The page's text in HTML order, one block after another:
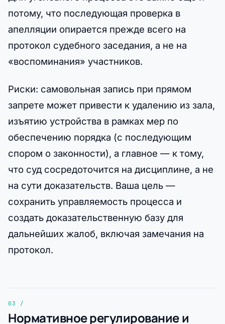
потому, что последующая проверка в
апелляции опирается прежде всего на
протокол судебного заседания, а не на
«воспоминания» участников.
Риски: самовольная запись при прямом
запрете может привести к удалению из зала,
изъятию устройства в рамках мер по
обеспечению порядка (с последующим
спором о законности), а главное — к тому,
что суд сосредоточится на дисциплине, а не
на сути доказательств. Ваша цель —
сохранить управляемость процесса и
создать доказательственную базу для
дальнейших жалоб, включая замечания на
протокол.
Нормативное регулирование и